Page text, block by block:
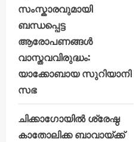
സംസ്കാരവുമായി
ബന്ധപ്പെട്ട
ആരോപണങ്ങൾ
വാസ്തവവിരുദ്ധം:
യാക്കോബായ സുറിയാനി
സഭ
ചിക്കാഗോയിൽ ശ്രേഷ്ഠ
കാതോലിക്ക ബാവായ്ക്ക്